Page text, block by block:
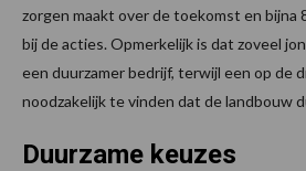
zorgen maakt over de toekomst en bijna
bij de acties. Opmerkelijk is dat zoveel
een duurzamer bedrijf, terwijl een op de
noodzakelijk te vinden dat de landbouw
Duurzame keuzes